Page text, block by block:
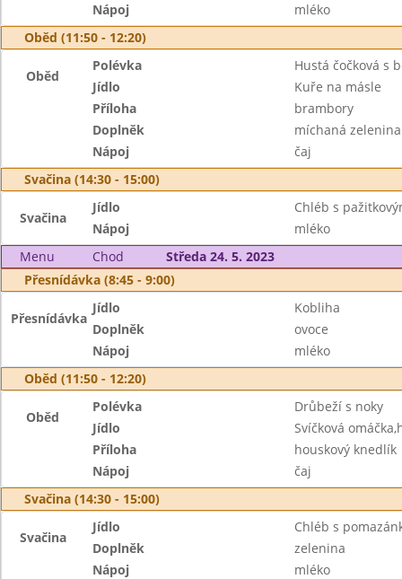
Nápoj
mléko
Oběd (11:50 - 12:20)
Oběd
Polévka
Hustá čočková s
Jídlo
Kuře na másle
Příloha
brambory
Doplněk
míchaná zelenina
Nápoj
čaj
Svačina (14:30 - 15:00)
Svačina
Jídlo
Chléb s
Nápoj
mléko
Menu
Chod
Středa 24. 5. 2023
Přesnídávka (8:45 - 9:00)
Přesnídávka
Jídlo
Kobliha
Doplněk
ovoce
Nápoj
mléko
Oběd (11:50 - 12:20)
Oběd
Polévka
Drůbeží s noky
Jídlo
Svíčková
Příloha
houskový knedlík
Nápoj
čaj
Svačina (14:30 - 15:00)
Svačina
Jídlo
Chléb s
Doplněk
zelenina
Nápoj
mléko